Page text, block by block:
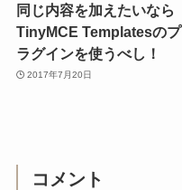
同じ内容を加えたいなら
TinyMCE Templatesのプ
ラグインを使うべし！
2017年7月20日
コメント